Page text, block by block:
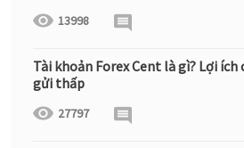
13998
Tài khoản Forex Cent là gì? Lợi
gửi thấp
27797